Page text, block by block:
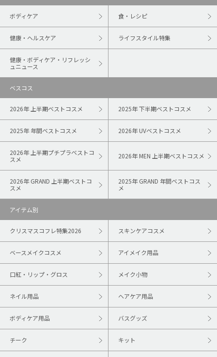
ボディケア 食・レシピ
健康・ヘルスケア ライフスタイル特集
健康・ボディケア・リフレッシ
ュニュース
ベスコス
2026年 上半期ベストコスメ 2025年 下半期ベストコスメ
2025年 年間ベストコスメ 2026年 UVベストコスメ
2026年 上半期プチプラベストコ
スメ
2026年 MEN 上半期ベストコスメ
2026年 GRAND 上半期ベストコ
スメ
2025年 GRAND 年間ベストコス
メ
アイテム別
クリスマスコフレ特集2026 スキンケアコスメ
ベースメイクコスメ アイメイク用品
口紅・リップ・グロス メイク小物
ネイル用品 ヘアケア用品
ボディケア用品 バスグッズ
チーク キット